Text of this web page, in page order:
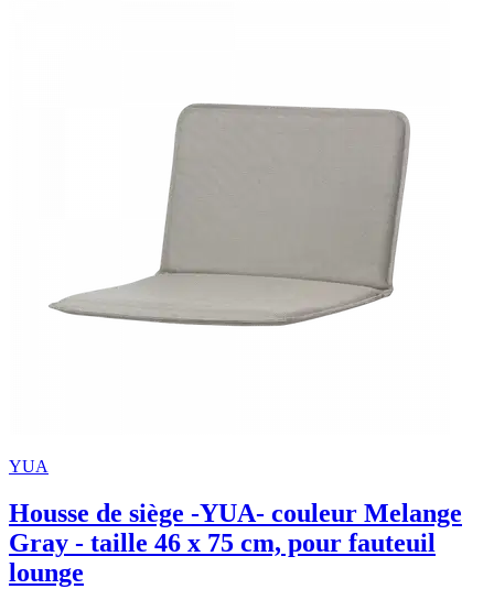
YUA
Housse de siège -YUA- couleur Melange
Gray - taille 46 x 75 cm, pour fauteuil
lounge